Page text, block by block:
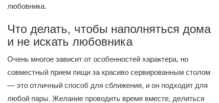
любовника.
Что делать, чтобы наполняться дома
и не искать любовника
Очень многое зависит от особенностей характера, но
совместный прием пищи за красиво сервированным столом
— это отличный способ для сближения, и он подходит для
любой пары. Желание проводить время вместе, делиться